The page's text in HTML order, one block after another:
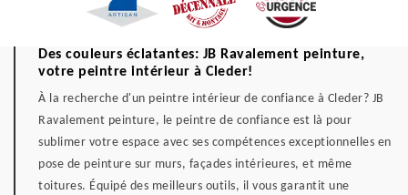
Des couleurs éclatantes: JB Ravalement peinture,
votre peintre intérieur à Cleder!
À la recherche d'un peintre intérieur de confiance à Cleder? JB
Ravalement peinture, le peintre de confiance est là pour
sublimer votre espace avec ses compétences exceptionnelles en
pose de peinture sur murs, façades intérieures, et même
toitures. Équipé des meilleurs outils, il vous garantit une